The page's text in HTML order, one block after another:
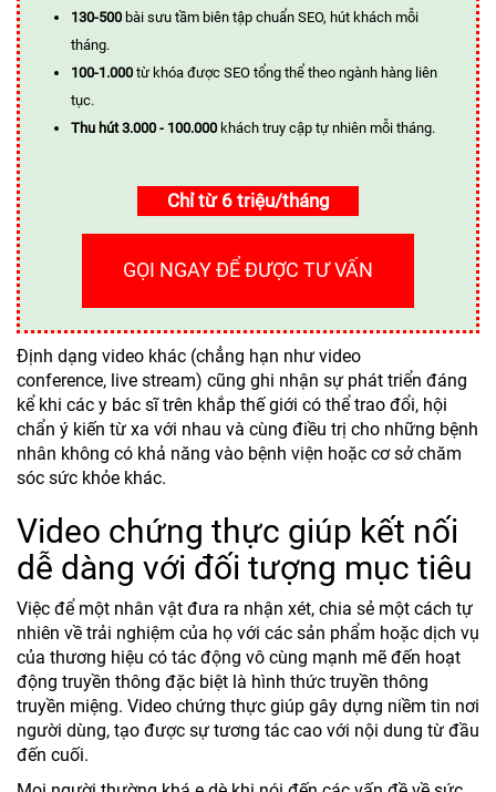
130-500 bài sưu tầm biên tập chuẩn SEO, hút khách mỗi
tháng.
100-1.000 từ khóa được SEO tổng thể theo ngành hàng liên
tục.
Thu hút 3.000 - 100.000 khách truy cập tự nhiên mỗi tháng.
Chỉ từ 6 triệu/tháng
GỌI NGAY ĐỂ ĐƯỢC TƯ VẤN
Định dạng video khác (chẳng hạn như video
conference, live stream) cũng ghi nhận sự phát triển đáng
kể khi các y bác sĩ trên khắp thế giới có thể trao đổi, hội
chẩn ý kiến ​​từ xa với nhau và cùng điều trị cho những bệnh
nhân không có khả năng vào bệnh viện hoặc cơ sở chăm
sóc sức khỏe khác.
Video chứng thực giúp kết nối
dễ dàng với đối tượng mục tiêu
Việc để một nhân vật đưa ra nhận xét, chia sẻ một cách tự
nhiên về trải nghiệm của họ với các sản phẩm hoặc dịch vụ
của thương hiệu có tác động vô cùng mạnh mẽ đến hoạt
động truyền thông đặc biệt là hình thức truyền thông
truyền miệng. Video chứng thực giúp gây dựng niềm tin nơi
người dùng, tạo được sự tương tác cao với nội dung từ đầu
đến cuối.